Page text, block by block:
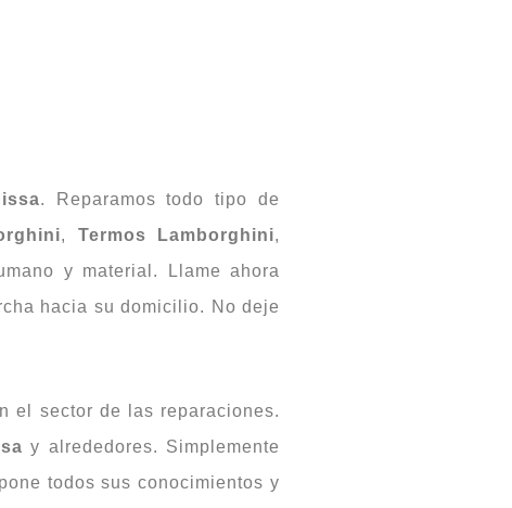
. Reparamos todo tipo de
, Termos Lamborghini,
y material. Llame ahora
hacia su domicilio. No deje
el sector de las reparaciones.
y alrededores. Simplemente
pone todos sus conocimientos y